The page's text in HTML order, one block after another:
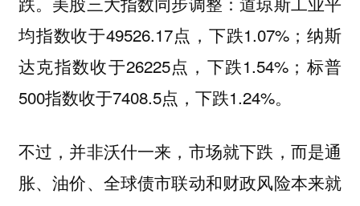
均指数收于49526.17点，下跌1.07%；纳斯
达克指数收于26225点，下跌1.54%；标普
500指数收于7408.5点，下跌1.24%。
不过，并非沃什一来，市场就下跌，而是通
胀、油价、全球债市联动和财政风险本来就